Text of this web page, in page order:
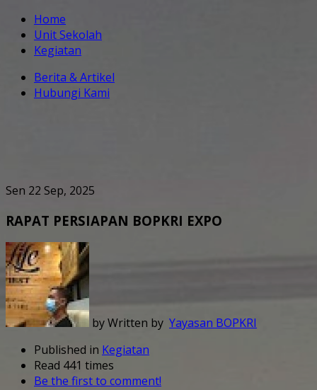
Home
Unit Sekolah
Kegiatan
Berita & Artikel
Hubungi Kami
Sen 22 Sep, 2025
RAPAT PERSIAPAN BOPKRI EXPO
by Written by Yayasan BOPKRI
Published in Kegiatan
Read 441 times
Be the first to comment!